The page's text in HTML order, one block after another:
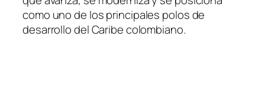
como uno de los principales polos de
desarrollo del Caribe colombiano.